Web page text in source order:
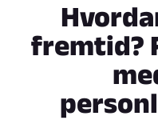
fremtid?